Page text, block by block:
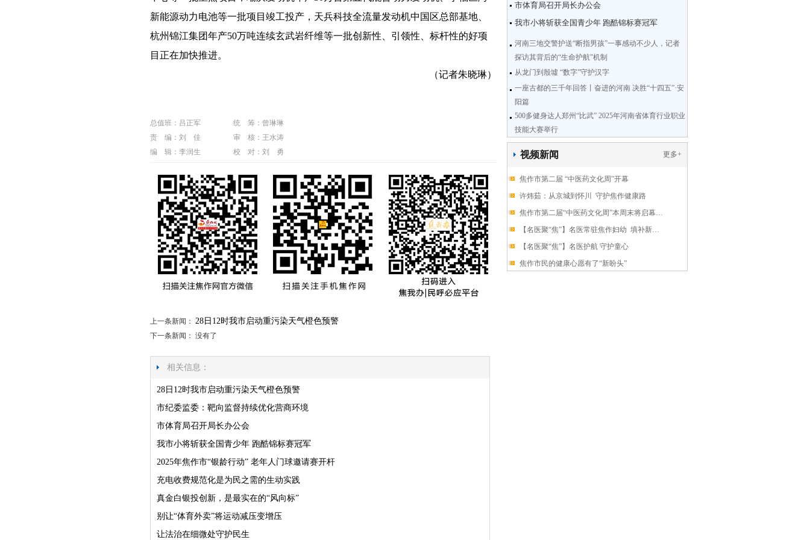
市体育局召开局长办公会
我市小将斩获全国青少年 跑酷锦标赛冠军
河南三地交警护送“断指男孩”一事感动不少人，记者
探访其背后的“生命护航”机制
从龙门到殷墟 “数字”守护汉字
一座古都的三千年回答丨奋进的河南 决胜“十四五”·安
阳篇
500多健身达人郑州“比武” 2025年河南省体育行业职业
技能大赛举行
视频新闻 更多+
焦作市第二届 “中医药文化周”开幕
许炜茹：从京城到怀川 守护焦作健康路
焦作市第二届“中医药文化周”本周末将启幕…
【名医聚“焦”】名医常驻焦作妇幼 填补新…
【名医聚“焦”】名医护航 守护童心
焦作市民的健康心愿有了“新盼头”
新能源动力电池等一批项目竣工投产，天兵科技全流量发动机中国区总部基地、
杭州锦江集团年产50万吨连续玄武岩纤维等一批创新性、引领性、标杆性的好项
目正在加快推进。
（记者朱晓琳）
总值班：吕正军
统 筹：曾琳琳
责 编：刘 佳
审 核：王水涛
编 辑：李润生
校 对：刘 勇
上一条新闻：28日12时我市启动重污染天气橙色预警
下一条新闻： 没有了
相关信息：
28日12时我市启动重污染天气橙色预警
市纪委监委：靶向监督持续优化营商环境
市体育局召开局长办公会
我市小将斩获全国青少年 跑酷锦标赛冠军
2025年焦作市“银龄行动” 老年人门球邀请赛开杆
充电收费规范化是为民之需的生动实践
真金白银投创新，是最实在的“风向标”
别让“体育外卖”将运动减压变增压
让法治在细微处守护民生